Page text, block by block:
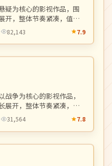
疑为核心的影视作品，围
开，整体节奏紧凑，值得
82,143 7.9
争为核心的影视作品，
展开，整体节奏紧凑，值
31,564 7.8